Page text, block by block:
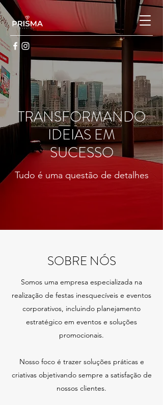
SOBRE NÓS
Somos uma empresa especializada na
realização de festas inesquecíveis e eventos
corporativos, incluindo planejamento
estratégico em eventos e soluções
promocionais.
Nosso foco é trazer soluções práticas e
criativas objetivando sempre a satisfação de
nossos clientes.
TRANSFORMANDO
IDEIAS EM
SUCESSO
Tudo é uma questão de detalhes